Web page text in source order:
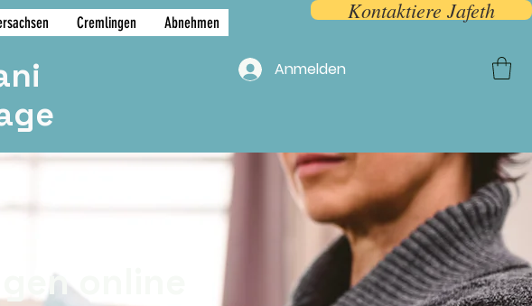
Cremlingen Abnehmen More Kontaktiere Jafeth
Anmelden
online